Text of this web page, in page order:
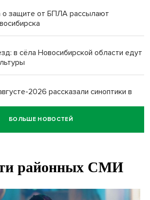
о защите от БПЛА рассылают
в сёла Новосибирской области едут
2026 рассказали синоптики в
БОЛЬШЕ НОВОСТЕЙ